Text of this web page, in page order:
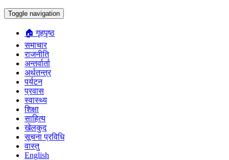
Toggle navigation
🏠 गृहपृष्ठ
समाचार
राजनीति
अन्तर्वार्ता
अर्थतन्त्र
पर्यटन
प्रवास
स्वास्थ्य
शिक्षा
साहित्य
खेलकुद
सूचना प्रविधि
वास्तु
English